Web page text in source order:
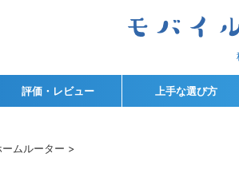
評価・レビュー 上手な選び方
ームルーター >